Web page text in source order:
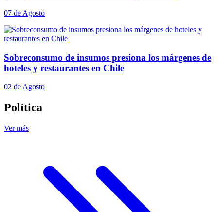
07 de Agosto
Sobreconsumo de insumos presiona los márgenes de
hoteles y restaurantes en Chile
02 de Agosto
Política
Ver más